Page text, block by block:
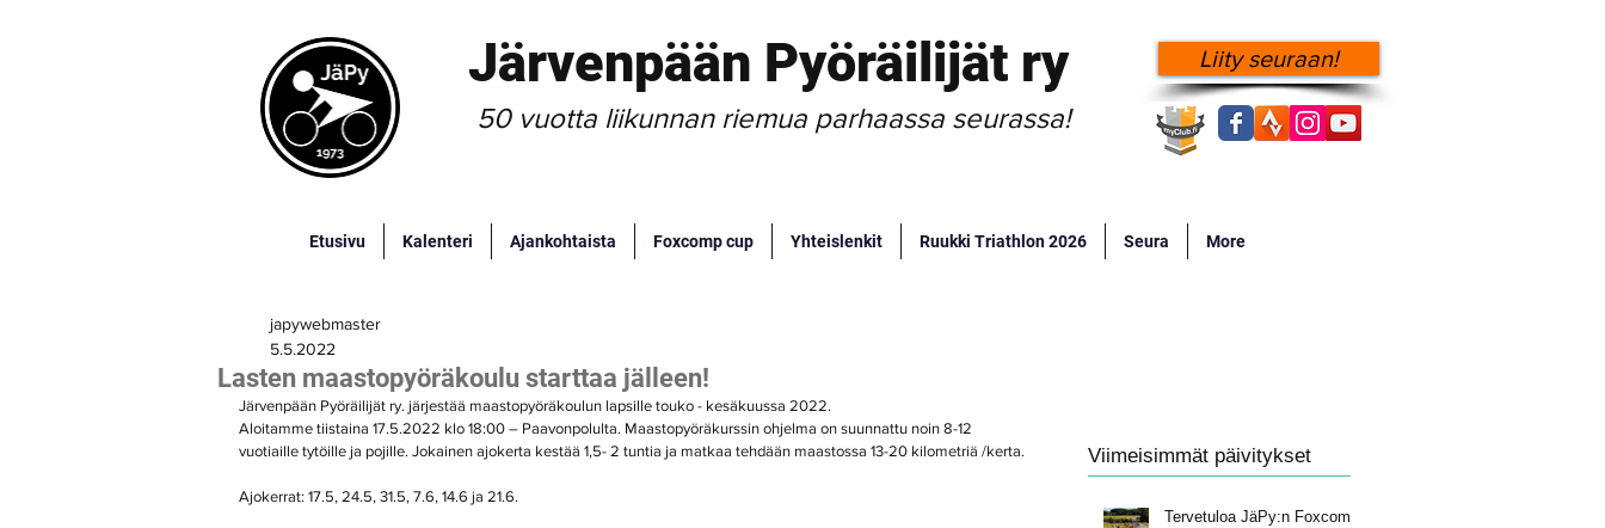
Järvenpään Pyöräilijät ry
50 vuotta liikunnan riemua parhaassa seurassa!
Liity seuraan!
Etusivu Kalenteri Ajankohtaista Foxcomp cup Yhteislenkit Ruukki Triathlon 2026 Seura More
Lasten maastopyöräkoulu starttaa jälleen!
japywebmaster
5.5.2022
Järvenpään Pyöräilijät ry. järjestää maastopyöräkoulun lapsille touko - kesäkuussa 2022.
Aloitamme tiistaina 17.5.2022 klo 18:00 – Paavonpolulta. Maastopyöräkurssin ohjelma on suunnattu noin 8-12
vuotiaille tytöille ja pojille. Jokainen ajokerta kestää 1,5- 2 tuntia ja matkaa tehdään maastossa 13-20 kilometriä /kerta.
Ajokerrat: 17.5, 24.5, 31.5, 7.6, 14.6 ja 21.6.
Viimeisimmät päivitykset
Tervetuloa JäPy:n Foxcomp